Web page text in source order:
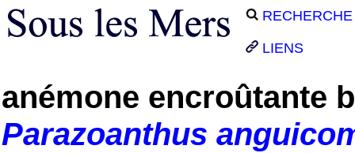
RECHERCHE
LIENS
anémone encroûtante
Parazoanthus